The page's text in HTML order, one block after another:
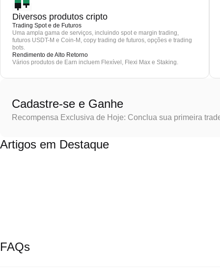
Diversos produtos cripto
Trading Spot e de Futuros
Uma ampla gama de serviços, incluindo spot e margin trading,
futuros USDT-M e Coin-M, copy trading de futuros, opções e trading
bots.
Rendimento de Alto Retorno
Vários produtos de Earn incluem Flexível, Flexi Max e Staking.
Cadastre-se e Ganhe
Recompensa Exclusiva de Hoje: Conclua sua primeira
Artigos em Destaque
FAQs